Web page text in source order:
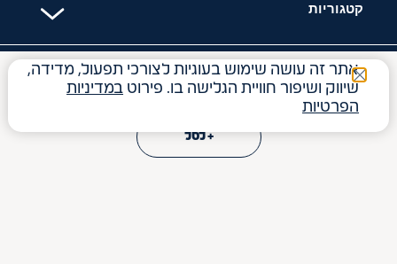
Price reduced from30
₪
to
27.50
₪
+ לסל
קטגוריות
האתר מאובטח עם
אתר זה עושה שימוש בעוגיות לצורכי תפעול, מדידה,
שיווק ושיפור חוויית הגלישה בו. פירוט במדיניות
הפרטיות